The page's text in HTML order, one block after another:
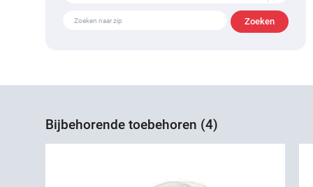
Bijbehorende toebehoren (4)